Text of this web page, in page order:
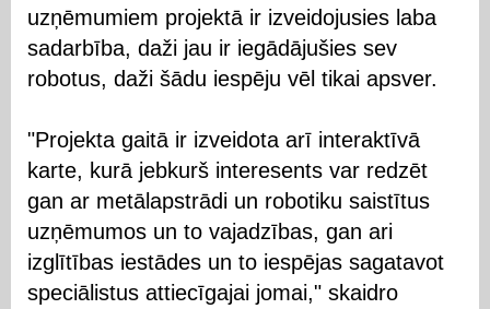
uzņēmumiem projektā ir izveidojusies laba
sadarbība, daži jau ir iegādājušies sev
robotus, daži šādu iespēju vēl tikai apsver.
"Projekta gaitā ir izveidota arī interaktīvā
karte, kurā jebkurš interesents var redzēt
gan ar metālapstrādi un robotiku saistītus
uzņēmumos un to vajadzības, gan ari
izglītības iestādes un to iespējas sagatavot
speciālistus attiecīgajai jomai," skaidro